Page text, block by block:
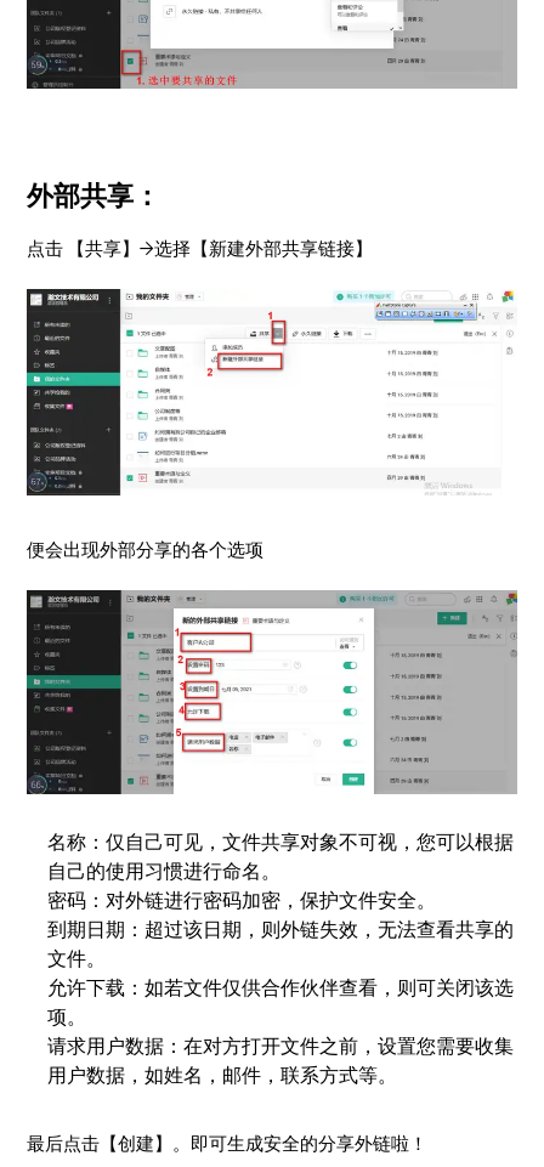
外部共享：
点击 【共享】→选择【新建外部共享链接】
便会出现外部分享的各个选项
名称：仅自己可见，文件共享对象不可视，您可以根据
自己的使用习惯进行命名。
密码：对外链进行密码加密，保护文件安全。
到期日期： 超过该日期，则外链失效，无法查看共享的
文件。
允许下载：如若文件仅供合作伙伴查看，则可关闭该选
项。
请求用户数据：在对方打开文件之前，设置您需要收集
用户数据，如姓名，邮件，联系方式等。
最后点击【创建】。即可生成安全的分享外链啦！